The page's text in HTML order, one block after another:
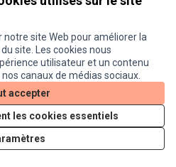
notre site Web pour améliorer la
site. Les cookies nous
utilisateur et un contenu
canaux de médias sociaux.
accepter
les cookies essentiels
pour
sonore des